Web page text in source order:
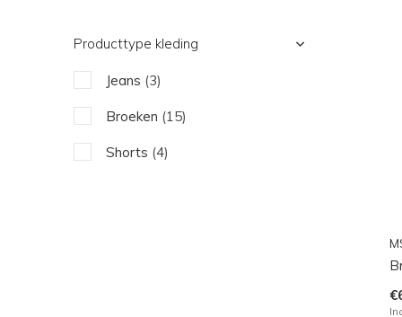
Producttype kleding
Jeans (3)
Broeken (15)
Shorts (4)